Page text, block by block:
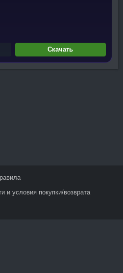
Скачать
и условия покупки/возврата